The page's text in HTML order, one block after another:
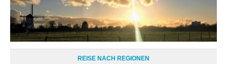
REISE NACH REGIONEN